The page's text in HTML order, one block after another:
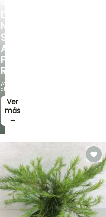
BULBOS
DESCUBRE
NUESTRA
SELECCIÓN
A
PRECIOS
REDUCIDOS
¡Y
ahorra!
Ver
más
→